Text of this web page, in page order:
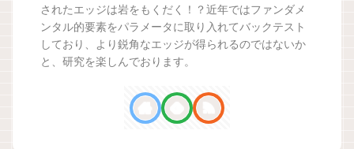
されたエッジは岩をもくだく！？近年ではファンダメ
ンタル的要素をパラメータに取り入れてバックテスト
しており、より鋭角なエッジが得られるのではないか
と、研究を楽しんでおります。